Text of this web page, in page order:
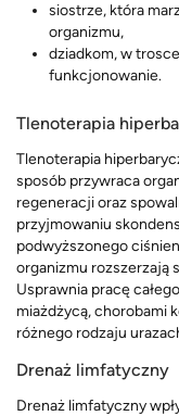
siostrze, która
organizmu,
dziadkom, w
funkcjonowanie.
Tlenoterapia
Tlenoterapia
sposób przywraca
regeneracji oraz
przyjmowaniu
podwyższonego
organizmu rozszerzają
Usprawnia pracę
miażdżycą, chorobami
różnego rodzaju
Drenaż limfatyczny
Drenaż limfatyczny